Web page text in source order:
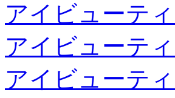
アイビューテ
アイビューテ
アイビューテ